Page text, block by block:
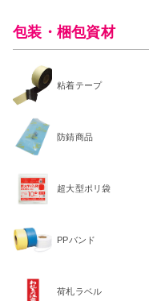
包装・梱包資材
粘着テープ
防錆商品
超大型ポリ袋
PPバンド
荷札ラベル